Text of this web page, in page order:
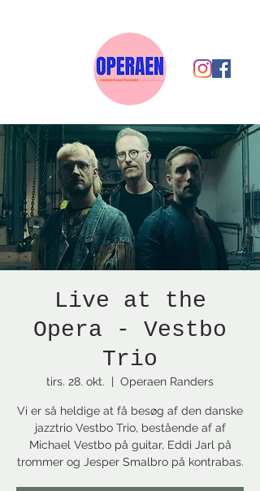
Live at the
Opera - Vestbo
Trio
tirs. 28. okt.
  |
Operaen Randers
Vi er så heldige at få besøg af den danske
jazztrio Vestbo Trio, bestående af af
Michael Vestbo på guitar, Eddi Jarl på
trommer og Jesper Smalbro på kontrabas.